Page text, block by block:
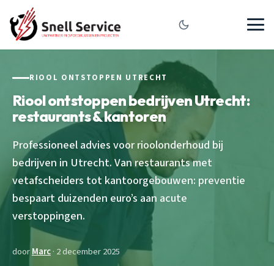
RIOOL ONTSTOPPEN UTRECHT
Riool ontstoppen bedrijven Utrecht:
restaurants & kantoren
Professioneel advies voor rioolonderhoud bij
bedrijven in Utrecht. Van restaurants met
vetafscheiders tot kantoorgebouwen: preventie
bespaart duizenden euro’s aan acute
verstoppingen.
doorMarc· 2 december 2025